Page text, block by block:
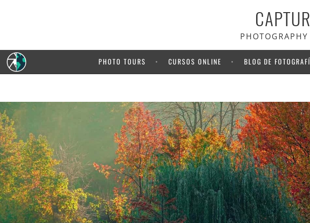
PHOTOGRAPHY
PHOTO TOURS CURSOS ONLINE BLOG DE
5% de descuento en
de viaje que